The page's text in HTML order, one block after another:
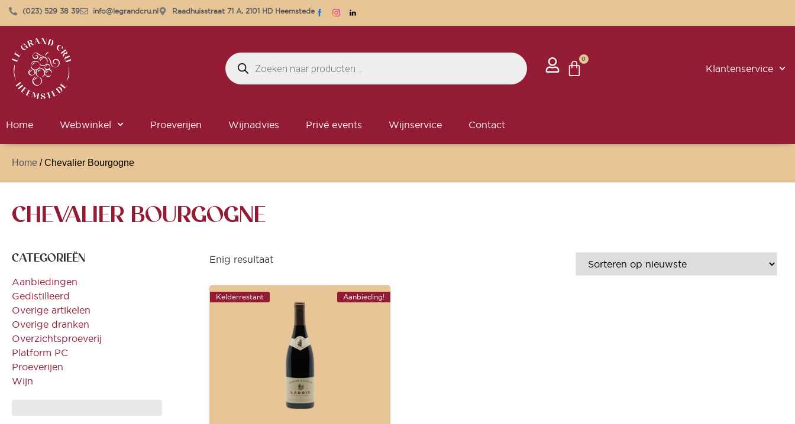
(023) 529 38 39 info@legrandcru.nl Raadhuisstraat 71 A, 2101 HD Heemstede
0
Klantenservice
Home Webwinkel Proeverijen Wijnadvies Privé events Wijnservice Contact
Home / Chevalier Bourgogne
CHEVALIER BOURGOGNE
CATEGORIEËN
Aanbiedingen
Gedistilleerd
Overige artikelen
Overige dranken
Overzichtsproeverij
Platform PC
Proeverijen
Wijn
Enig resultaat
Aanbieding!
Kelderrestant